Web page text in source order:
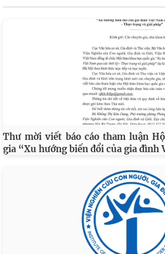
Thư mời viết báo cáo tham luận
gia “Xu hướng biến đổi của gia đình